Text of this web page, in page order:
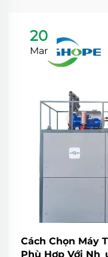
20
Mar
Cách Chọn Máy
Phù Hợp Với